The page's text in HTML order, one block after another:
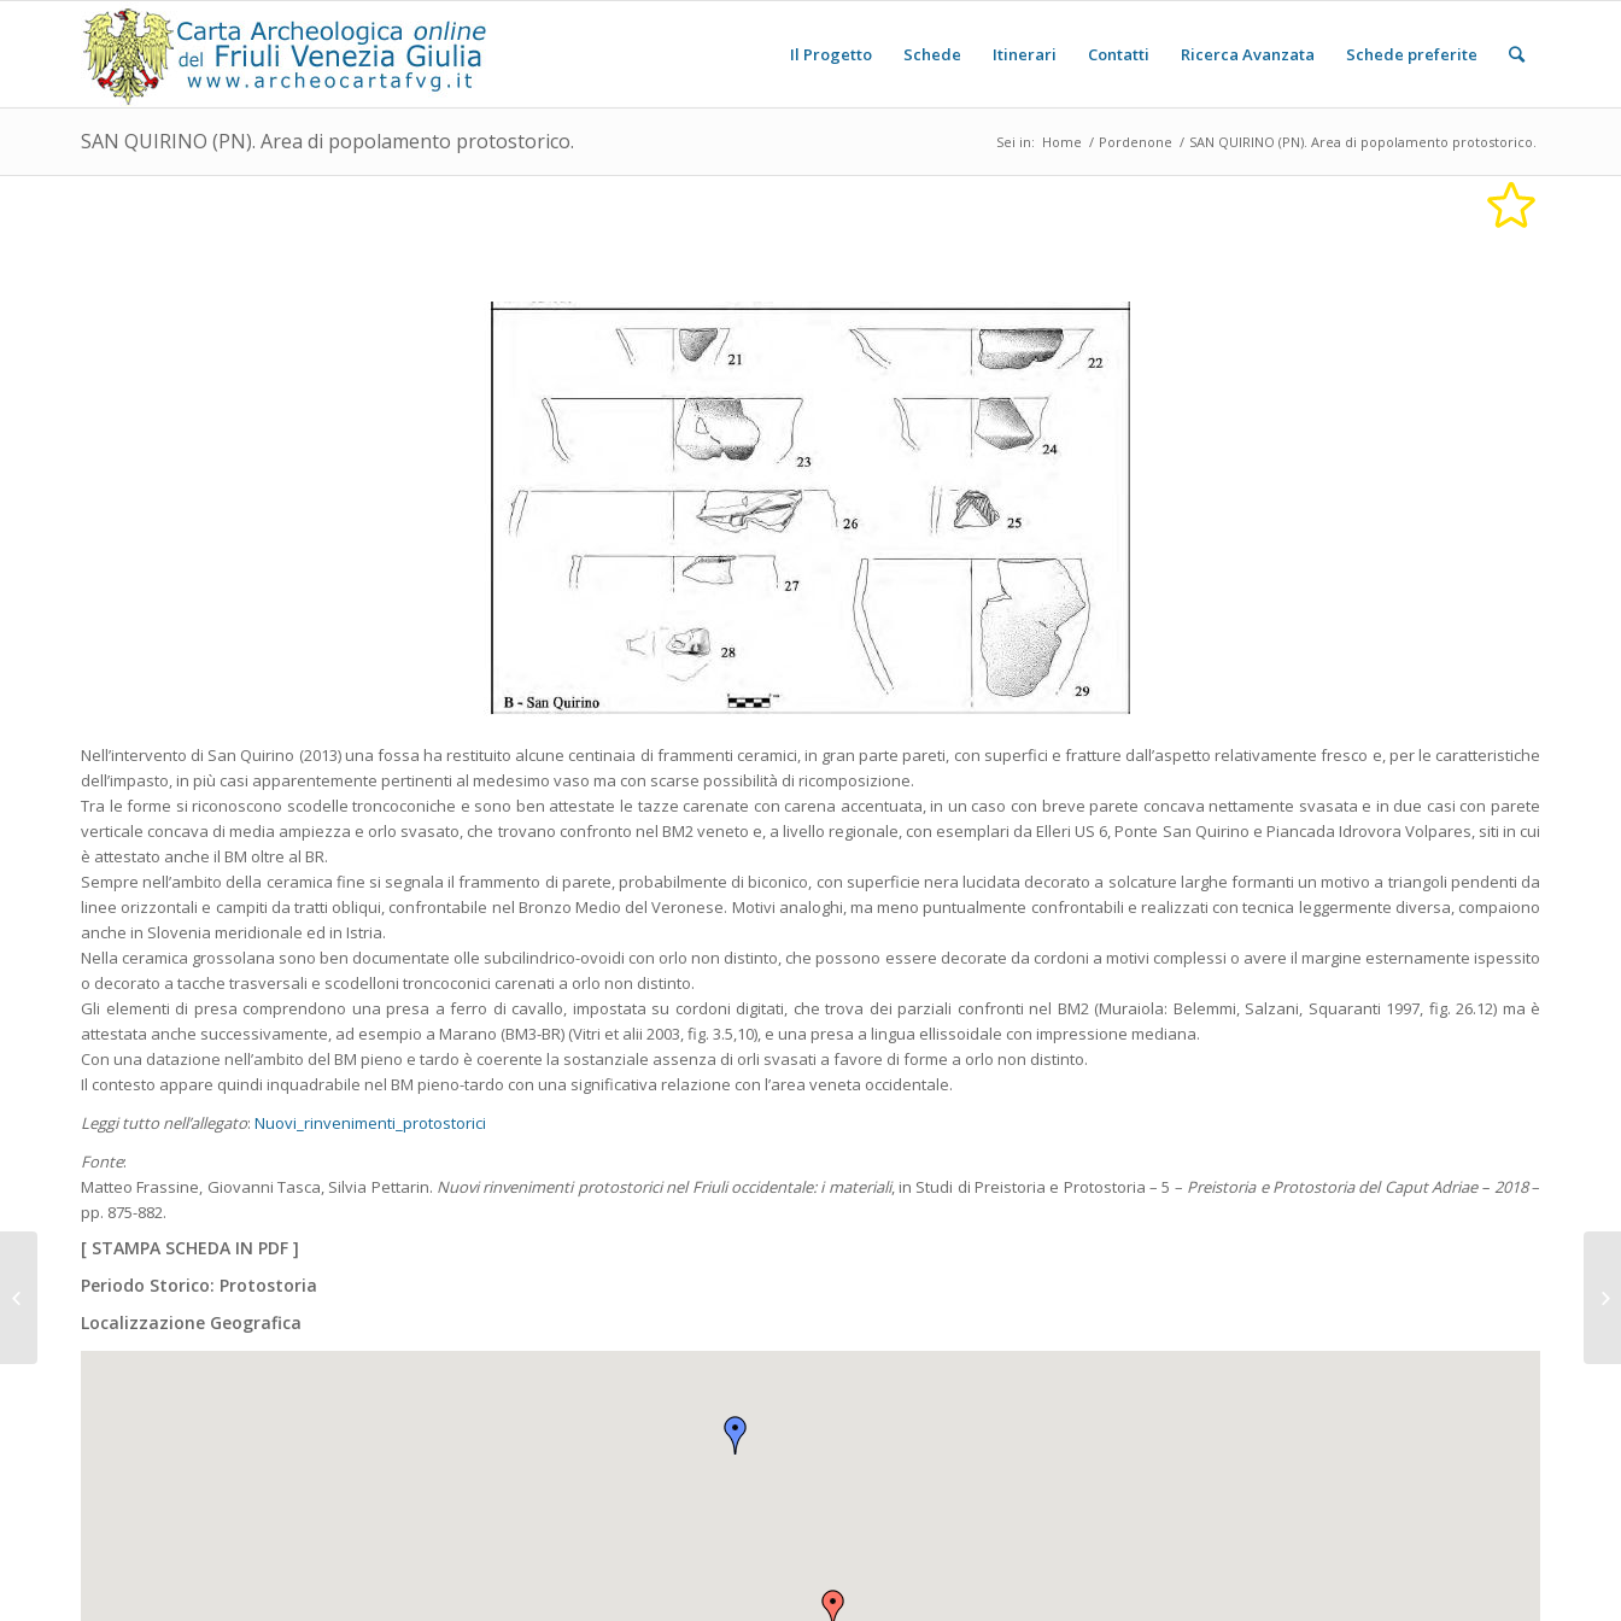
Il Progetto Schede Itinerari Contatti Ricerca Avanzata Schede preferite
SAN QUIRINO (PN). Area di popolamento protostorico. Sei in: Home / Pordenone / SAN QUIRINO (PN). Area di popolamento protostorico.
Nell’intervento di San Quirino (2013) una fossa ha restituito alcune centinaia di frammenti ceramici, in gran parte pareti, con superfici e fratture dall’aspetto relativamente fresco e, per le caratteristiche
dell’impasto, in più casi apparentemente pertinenti al medesimo vaso ma con scarse possibilità di ricomposizione.
Tra le forme si riconoscono scodelle troncoconiche e sono ben attestate le tazze carenate con carena accentuata, in un caso con breve parete concava nettamente svasata e in due casi con parete
verticale concava di media ampiezza e orlo svasato, che trovano confronto nel BM2 veneto e, a livello regionale, con esemplari da Elleri US 6, Ponte San Quirino e Piancada Idrovora Volpares, siti in cui
è attestato anche il BM oltre al BR.
Sempre nell’ambito della ceramica fine si segnala il frammento di parete, probabilmente di biconico, con superficie nera lucidata decorato a solcature larghe formanti un motivo a triangoli pendenti da
linee orizzontali e campiti da tratti obliqui, confrontabile nel Bronzo Medio del Veronese. Motivi analoghi, ma meno puntualmente confrontabili e realizzati con tecnica leggermente diversa, compaiono
anche in Slovenia meridionale ed in Istria.
Nella ceramica grossolana sono ben documentate olle subcilindrico-ovoidi con orlo non distinto, che possono essere decorate da cordoni a motivi complessi o avere il margine esternamente ispessito
o decorato a tacche trasversali e scodelloni troncoconici carenati a orlo non distinto.
Gli elementi di presa comprendono una presa a ferro di cavallo, impostata su cordoni digitati, che trova dei parziali confronti nel BM2 (Muraiola: Belemmi, Salzani, Squaranti 1997, fig. 26.12) ma è
attestata anche successivamente, ad esempio a Marano (BM3-BR) (Vitri et alii 2003, fig. 3.5,10), e una presa a lingua ellissoidale con impressione mediana.
Con una datazione nell’ambito del BM pieno e tardo è coerente la sostanziale assenza di orli svasati a favore di forme a orlo non distinto.
Il contesto appare quindi inquadrabile nel BM pieno-tardo con una significativa relazione con l’area veneta occidentale.
Leggi tutto nell’allegato: Nuovi_rinvenimenti_protostorici
Fonte:
Matteo Frassine, Giovanni Tasca, Silvia Pettarin. Nuovi rinvenimenti protostorici nel Friuli occidentale: i materiali, in Studi di Preistoria e Protostoria – 5 – Preistoria e Protostoria del Caput Adriae – 2018–
pp. 875-882.
[ STAMPA SCHEDA IN PDF ]
Periodo Storico: Protostoria
Localizzazione Geografica
SAN VITO AL
TAGLIAMENTO (Pn), loc.
Canedo. Area di